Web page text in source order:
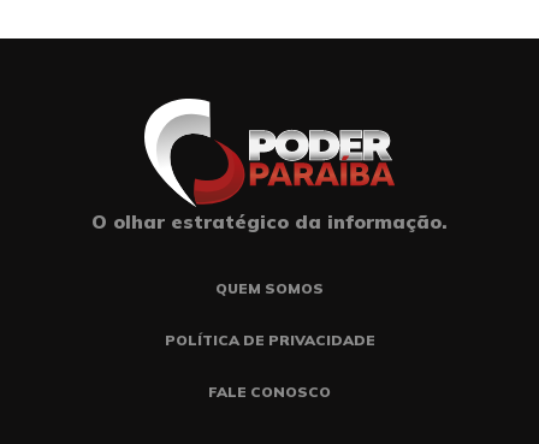
O olhar estratégico da informação.
QUEM SOMOS
POLÍTICA DE PRIVACIDADE
FALE CONOSCO